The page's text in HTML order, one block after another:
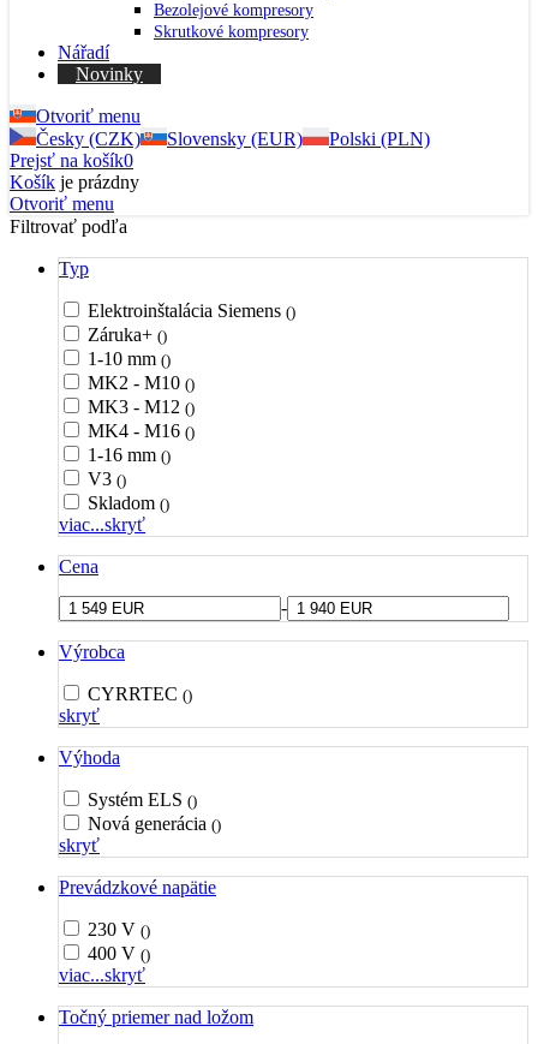
Bezolejové kompresory
Skrutkové kompresory
Nářadí
Novinky
Otvoriť menu
Česky (CZK)
Slovensky (EUR)
Polski (PLN)
Prejsť na košík0
Košík je prázdny
Otvoriť menu
Filtrovať podľa
Typ
Elektroinštalácia Siemens ()
Záruka+ ()
1-10 mm ()
MK2 - M10 ()
MK3 - M12 ()
MK4 - M16 ()
1-16 mm ()
V3 ()
Skladom ()
viac...skryť
Cena
-
Výrobca
CYRRTEC ()
skryť
Výhoda
Systém ELS ()
Nová generácia ()
skryť
Prevádzkové napätie
230 V ()
400 V ()
viac...skryť
Točný priemer nad ložom